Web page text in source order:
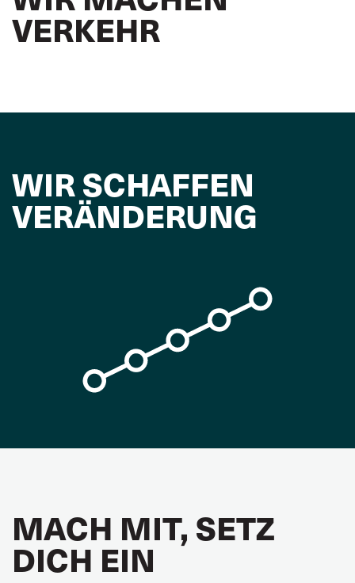
VERKEHR
WIR SCHAFFEN
VERÄNDERUNG
MACH MIT, SETZ
DICH EIN